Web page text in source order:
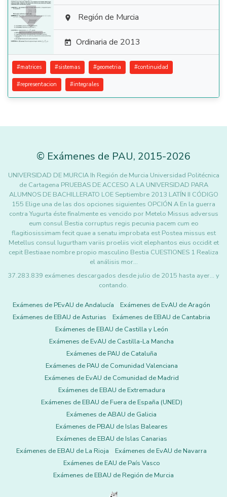
  Región de Murcia
 Ordinaria de 2013
#matrices #sistemas #geometria #continuidad
#representacion #integrales
© Exámenes de PAU, 2015-2026
UNIVERSIDAD DE MURCIA Ih Región de Murcia Universidad Politécnica
de Cartagena PRUEBAS DE ACCESO A LA UNIVERSIDAD PARA
ALUMNOS DE BACHILLERATO LOE Septiembre 2013 LATÍN II CÓDIGO
155 Elige una de las dos opciones siguientes OPCIÓN A En la guerra
contra Yugurta éste finalmente es vencido por Metelo Missus adversus
eum consul Bestia corruptus regis pecunia pacem cum eo
flagitiosissimam fecit quae a senatu improbata est Postea missus est
Metellus consul Iugurtham variis proeliis vicit elephantos eius occidit et
cepit Bestiaae nombre propio masculino Bestia CUESTIONES 1 Realiza
el análisis mor…
37.283.839 exámenes descargados desde julio de 2015 hasta ayer... y
contando.
Exámenes de PEvAU de Andalucía
Exámenes de EvAU de Aragón
Exámenes de EBAU de Asturias
Exámenes de EBAU de Cantabria
Exámenes de EBAU de Castilla y León
Exámenes de EvAU de Castilla-La Mancha
Exámenes de PAU de Cataluña
Exámenes de PAU de Comunidad Valenciana
Exámenes de EvAU de Comunidad de Madrid
Exámenes de EBAU de Extremadura
Exámenes de EBAU de Fuera de España (UNED)
Exámenes de ABAU de Galicia
Exámenes de PBAU de Islas Baleares
Exámenes de EBAU de Islas Canarias
Exámenes de EBAU de La Rioja
Exámenes de EvAU de Navarra
Exámenes de EAU de País Vasco
Exámenes de EBAU de Región de Murcia